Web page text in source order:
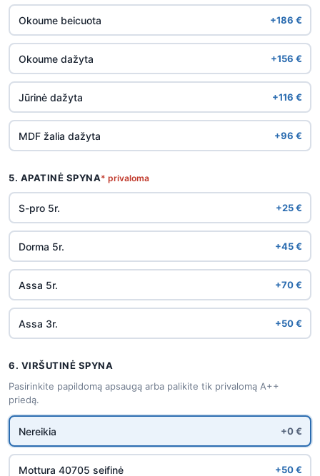
Okoume beicuota +186 €
Okoume dažyta +156 €
Jūrinė dažyta +116 €
MDF žalia dažyta +96 €
5. APATINĖ SPYNA* privaloma
S-pro 5r. +25 €
Dorma 5r. +45 €
Assa 5r. +70 €
Assa 3r. +50 €
6. VIRŠUTINĖ SPYNA
Pasirinkite papildomą apsaugą arba palikite tik privalomą A++
priedą.
Nereikia +0 €
Mottura 40705 seifinė +50 €